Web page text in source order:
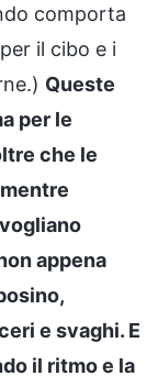
comporta
il cibo e i
Queste
per le
che le
appena
e svaghi. E
il ritmo e la